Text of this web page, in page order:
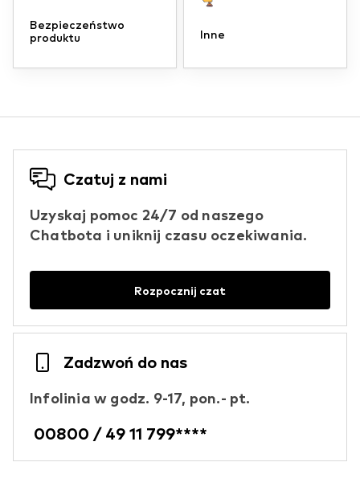
Bezpieczeństwo
produktu
Inne
Czatuj z nami
Uzyskaj pomoc 24/7 od naszego
Chatbota i uniknij czasu oczekiwania.
Rozpocznij czat
Zadzwoń do nas
Infolinia w godz. 9-17, pon.- pt.
00800 / 49 11 799****